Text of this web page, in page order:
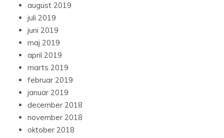
august 2019
juli 2019
juni 2019
maj 2019
april 2019
marts 2019
februar 2019
januar 2019
december 2018
november 2018
oktober 2018